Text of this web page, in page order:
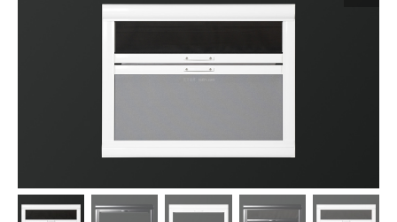
Fiat Ducato零件
使用指南